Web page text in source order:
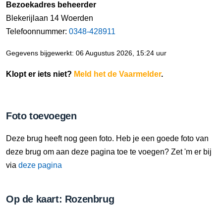
Bezoekadres beheerder
Blekerijlaan 14 Woerden
Telefoonnummer: 0348-428911
Gegevens bijgewerkt: 06 Augustus 2026, 15:24 uur
Klopt er iets niet? Meld het de Vaarmelder.
Foto toevoegen
Deze brug heeft nog geen foto. Heb je een goede foto van
deze brug om aan deze pagina toe te voegen? Zet 'm er bij
via deze pagina
Op de kaart: Rozenbrug